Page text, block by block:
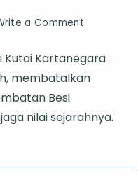
a Comment
Sejarah
Jembatan
Kukar
Jembatan
Kutai Kartanegara
membatalkan
Besi
nilai sejarahnya.